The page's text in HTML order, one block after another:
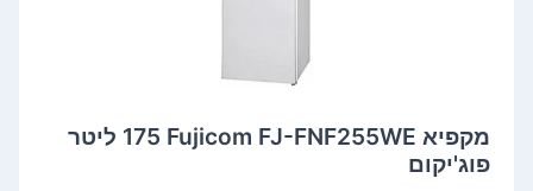
מקפיא Fujicom FJ-FNF255WE ‏175 ‏ליטר
פוג'יקום